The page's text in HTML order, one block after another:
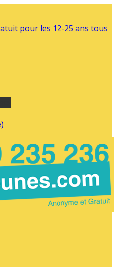
pour les 12-25 ans tous